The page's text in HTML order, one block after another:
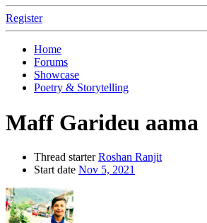
Register
Home
Forums
Showcase
Poetry & Storytelling
Maff Garideu aama
Thread starter Roshan Ranjit
Start date Nov 5, 2021